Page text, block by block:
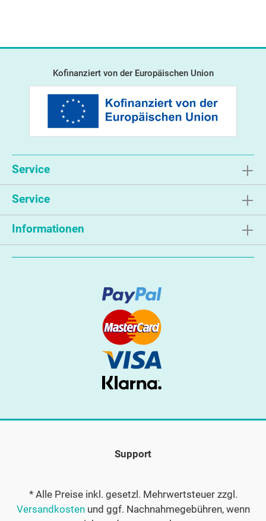
Kofinanziert von der Europäischen Union
Service
Service
Informationen
Support
* Alle Preise inkl. gesetzl. Mehrwertsteuer zzgl.
Versandkostenund ggf. Nachnahmegebühren, wenn